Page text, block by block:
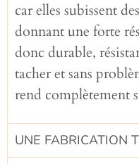
car elles subissent
donnant une forte
donc durable,
tacher et sans
rend complètement
UNE FABRICATION